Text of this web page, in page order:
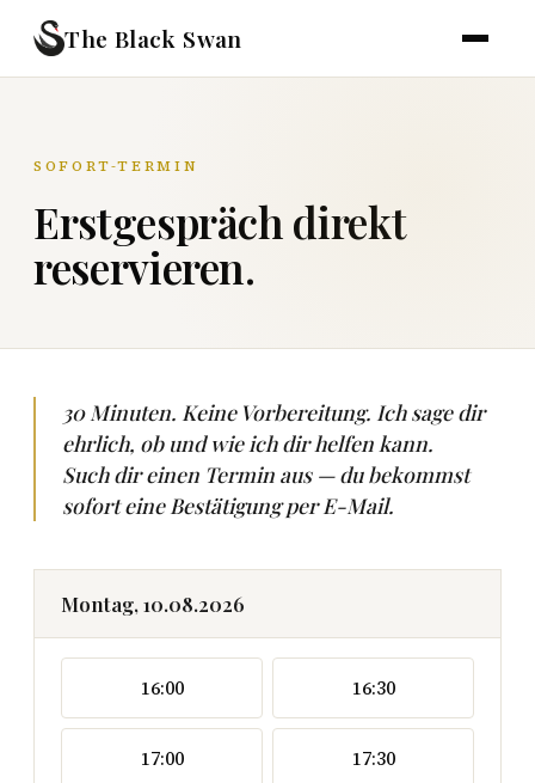
The Black Swan
SOFORT-TERMIN
Erstgespräch direkt
reservieren.
30 Minuten. Keine Vorbereitung. Ich sage dir
ehrlich, ob und wie ich dir helfen kann.
Such dir einen Termin aus — du bekommst
sofort eine Bestätigung per E-Mail.
Montag, 10.08.2026
16:00 16:30
17:00 17:30